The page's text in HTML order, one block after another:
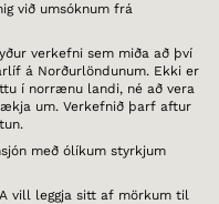
við umsóknum frá
verkefni sem miða að því
á Norðurlöndunum. Ekki er
í norrænu landi, né að vera
um. Verkefnið þarf aftur
með ólíkum styrkjum
vill leggja sitt af mörkum til